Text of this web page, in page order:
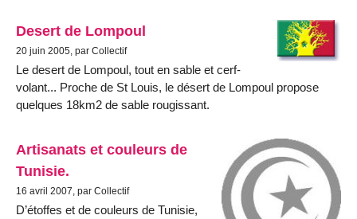
Desert de Lompoul
20 juin 2005, par Collectif
Le desert de Lompoul, tout en sable et cerf-
volant... Proche de St Louis, le désert de Lompoul propose
quelques 18km2 de sable rougissant.
Artisanats et couleurs de
Tunisie.
16 avril 2007, par Collectif
D’étoffes et de couleurs de Tunisie,